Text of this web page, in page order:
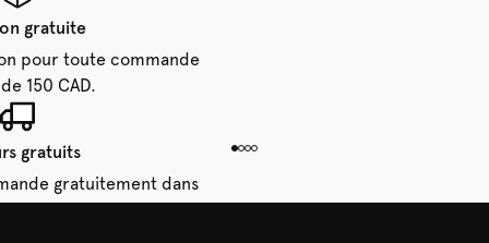
gratuite
pour toute commande
150 CAD.
gratuits
gratuitement dans
jours.